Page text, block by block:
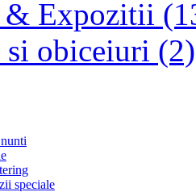
& Expozitii
obiceiuri (2)
speciale